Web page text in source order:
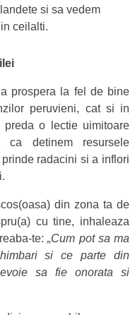
si sa vedem
ceilalti.
prospera la fel de bine
peruvieni, cat si in
o lectie uimitoare
ca detinem resursele
radacini si a inflori
din zona ta de
cu tine, inhaleaza
te:„Cum pot sa ma
si ce parte din
sa fie onorata si